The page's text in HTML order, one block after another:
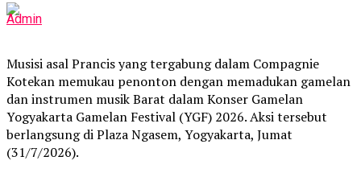
Admin
Musisi asal Prancis yang tergabung dalam Compagnie
Kotekan memukau penonton dengan memadukan gamelan
dan instrumen musik Barat dalam Konser Gamelan
Yogyakarta Gamelan Festival (YGF) 2026. Aksi tersebut
berlangsung di Plaza Ngasem, Yogyakarta, Jumat
(31/7/2026).